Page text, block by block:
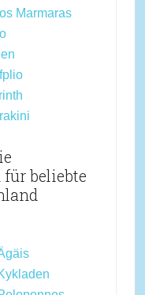
Marmaras
beliebte